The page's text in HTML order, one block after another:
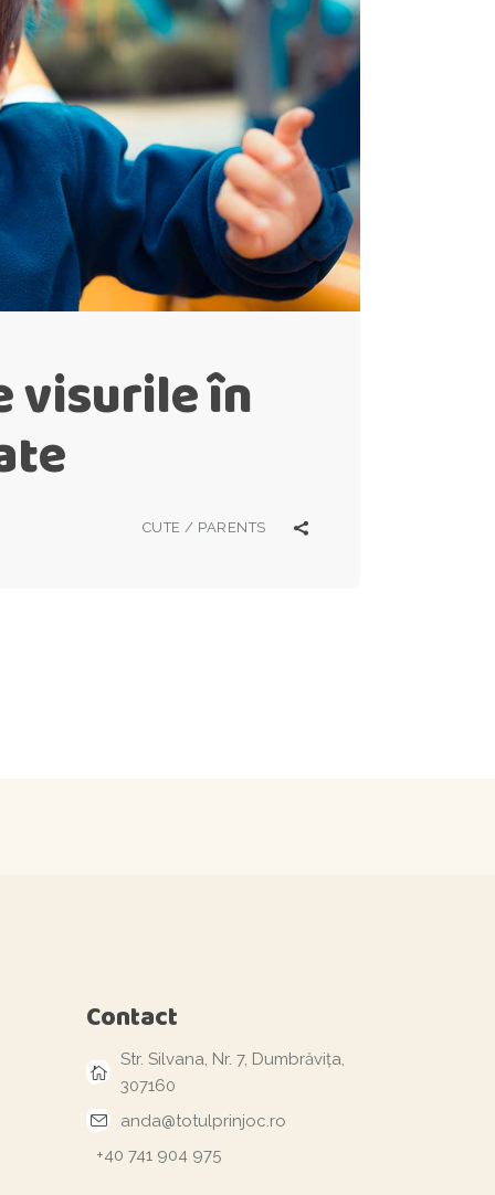
visurile în
CUTE / PARENTS
Contact
Str. Silvana, Nr. 7, Dumbrăvița,
307160
anda@totulprinjoc.ro
+40 741 904 975